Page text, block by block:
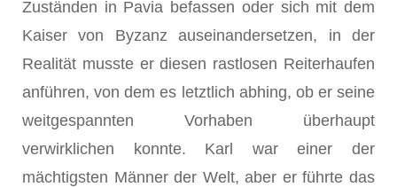
Zuständen in Pavia befassen oder sich mit dem
Kai­ser von Byzanz auseinandersetzen, in der
Realität musste er diesen rastlosen Reiterhaufen
anführen, von dem es letztlich abhing, ob er seine
weitgespannten Vorhaben überhaupt
verwirklichen konnte. Karl war einer der
mächtigsten Männer der Welt, aber er führte das